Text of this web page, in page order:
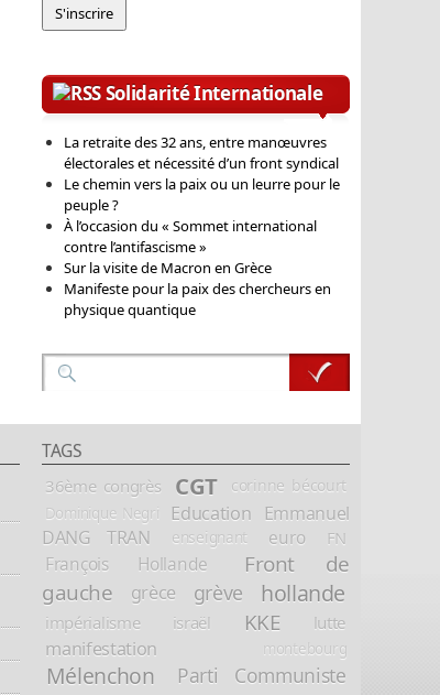
Solidarité Internationale
La retraite des 32 ans, entre manœuvres
électorales et nécessité d’un front syndical
Le chemin vers la paix ou un leurre pour le
peuple ?
À l’occasion du « Sommet international
contre l’antifascisme »
Sur la visite de Macron en Grèce
Manifeste pour la paix des chercheurs en
physique quantique
TAGS
36ème congrès CGT corinne bécourt
Dominique Negri Education
Emmanuel
DANG TRAN
enseignant euro FN
François Hollande
Front de
gauche
grèce grève hollande
impérialisme israël KKE lutte
manifestation montebourg
Mélenchon Parti Communiste